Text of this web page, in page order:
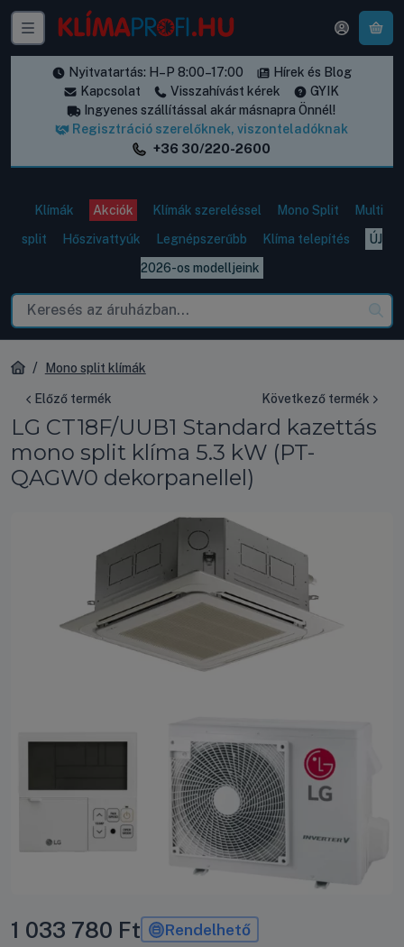
Nyitvatartás: H–P 8:00–17:00
Hírek és Blog
Kapcsolat
Visszahívást kérek
GYIK
Ingyenes szállítással akár másnapra Önnél!
Regisztráció szerelőknek, viszonteladóknak
+36 30/220-2600
Klímák Akciók Klímák szereléssel Mono Split
Multi
split
Hőszivattyúk Legnépszerűbb Klíma telepítés
ÚJ
2026-os modelljeink
Mono split klímák
Előző termék Következő termék
LG CT18F/UUB1 Standard kazettás
mono split klíma 5.3 kW (PT-
QAGW0 dekorpanellel)
1 033 780 Ft Rendelhető